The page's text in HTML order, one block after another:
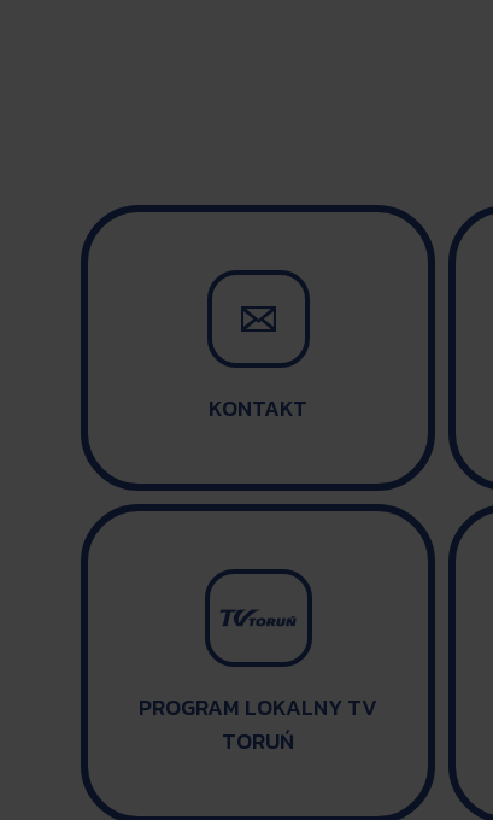

KONTAKT
PROGRAM LOKALNY TV
TORUŃ